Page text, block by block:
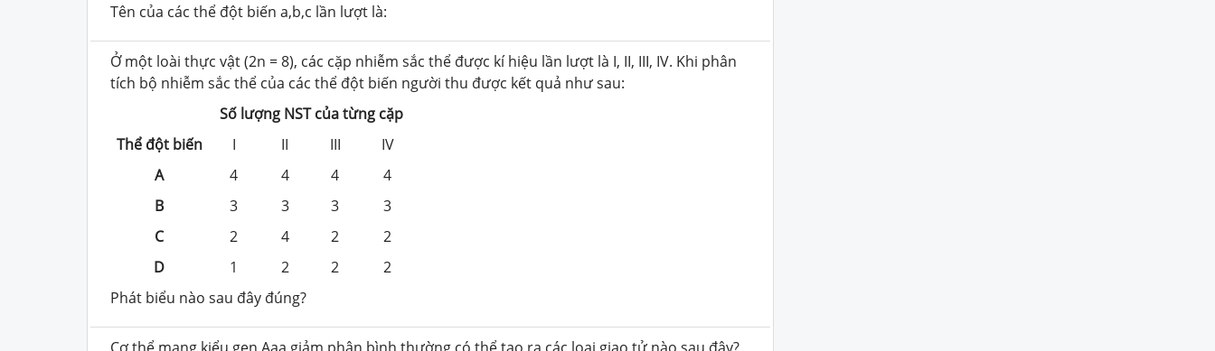
Tên của các thể đột biến a,b,c lần lượt là:
Ở một loài thực vật (2n = 8), các cặp nhiễm sắc thể được kí hiệu lần lượt là I, II, III, IV. Khi phân
tích bộ nhiễm sắc thể của các thể đột biến người thu được kết quả như sau:
Số lượng NST của từng cặp
Thể đột biến
I II III
IV
A
4 4 4
4
B
3 3 3
3
C
2 4 2
2
D
1 2 2
2
Phát biểu nào sau đây đúng?